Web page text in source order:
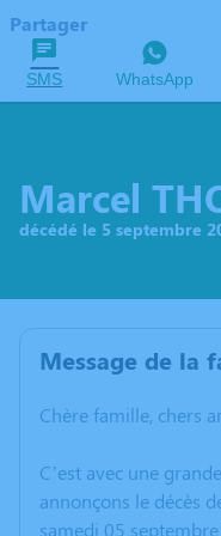
Partager
SMS WhatsApp
Marcel
décédé le 5 septembre
Message de la
Chère famille, chers
C’est avec une
annonçons le décès
samedi 05